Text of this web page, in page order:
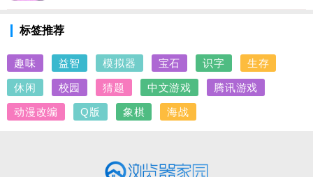
标签推荐
趣味 益智 模拟器 宝石 识字 生存
休闲 校园 猜题 中文游戏 腾讯游戏
动漫改编 Q版 象棋 海战